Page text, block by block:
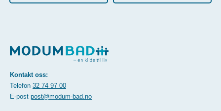
Kontakt oss:
Telefon 32 74 97 00
E-post post@modum-bad.no